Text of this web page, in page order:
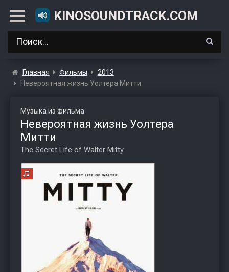
KINOSOUNDTRACK.COM
Главная Фильмы
2013
Невероятная жизнь Уолтера Митти
Музыка из фильма
Невероятная жизнь Уолтера
Митти
The Secret Life of Walter Mitty